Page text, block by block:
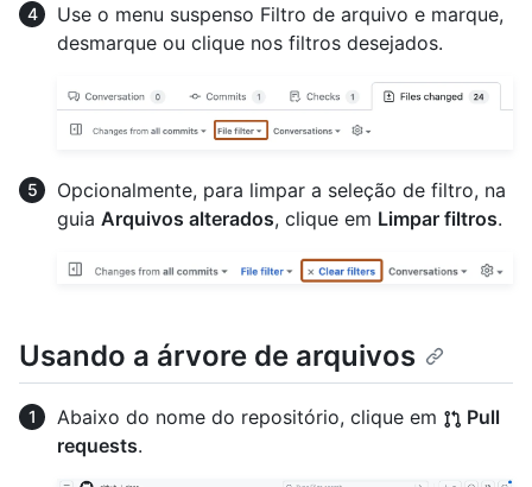
Use o menu suspenso Filtro de arquivo e marque,
desmarque ou clique nos filtros desejados.
Opcionalmente, para limpar a seleção de filtro, na
guia Arquivos alterados, clique em Limpar filtros.
Usando a árvore de arquivos
Abaixo do nome do repositório, clique em
Pull
requests.